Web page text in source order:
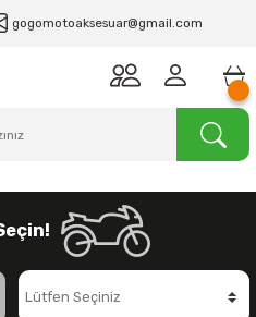
gogomotoaksesuar@gmail.com